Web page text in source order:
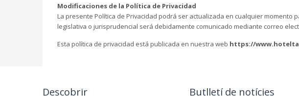
Modificaciones de la Política de Privacidad
La presente Política de Privacidad podrá ser actualizada en cualquier
legislativa o jurisprudencial será debidamente comunicado mediante correo
Esta política de privacidad está publicada en nuestra web https://
Descobrir Butlletí de notícies